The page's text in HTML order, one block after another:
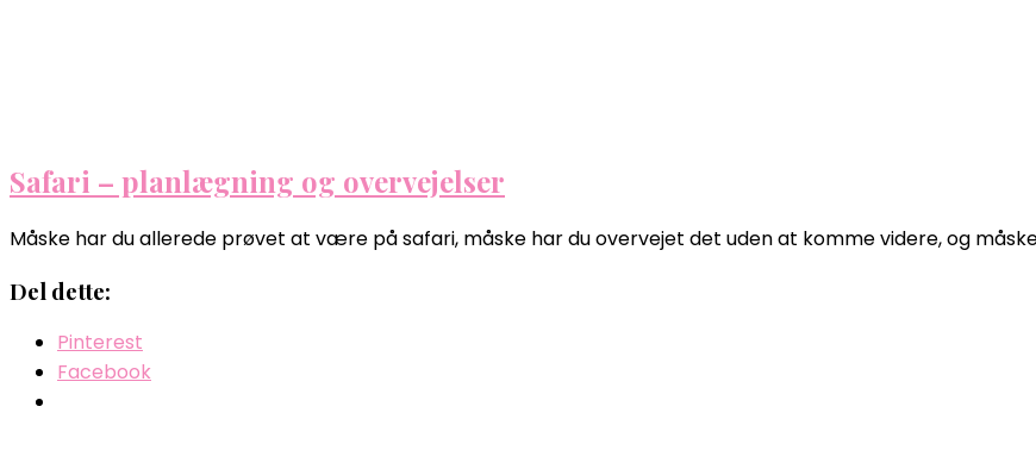
Safari – planlægning og overvejelser
Måske har du allerede prøvet at være på safari, måske har du overvejet det uden at komme videre, og
Del dette:
Pinterest
Facebook